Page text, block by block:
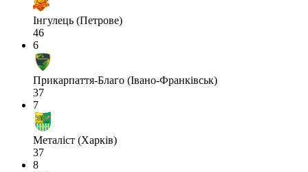
Інгулець (Петрове)
46
6
Прикарпаття-Благо (Івано-Франківськ)
37
7
Металіст (Харків)
37
8